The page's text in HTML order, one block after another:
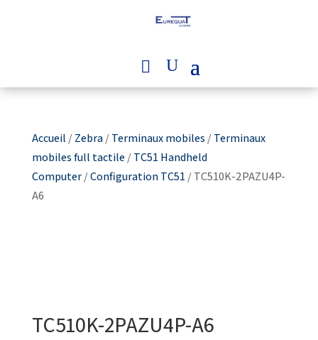
Accueil /Zebra/Terminaux mobiles /Terminaux
mobiles full tactile/TC51 Handheld
Computer/Configuration TC51 / TC510K-2PAZU4P-
A6
TC510K-2PAZU4P-A6